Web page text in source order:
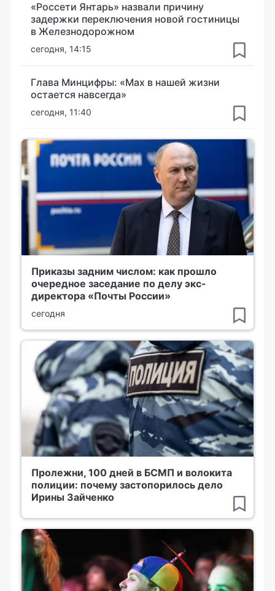
«Россети Янтарь» назвали причину
задержки переключения новой гостиницы
в Железнодорожном
сегодня, 14:15
Глава Минцифры: «Мах в нашей жизни
остается навсегда»
сегодня, 11:40
Приказы задним числом: как прошло
очередное заседание по делу экс-
директора «Почты России»
сегодня
Пролежни, 100 дней в БСМП и волокита
полиции: почему застопорилось дело
Ирины Зайченко